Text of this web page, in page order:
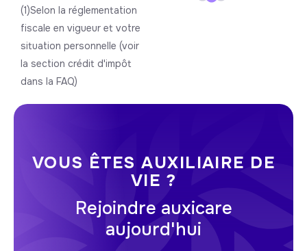
(1)Selon la réglementation
fiscale en vigueur et votre
situation personnelle (voir
la section crédit d'impôt
dans la FAQ)
VOUS ÊTES AUXILIAIRE DE
VIE ?
Rejoindre auxicare
aujourd'hui